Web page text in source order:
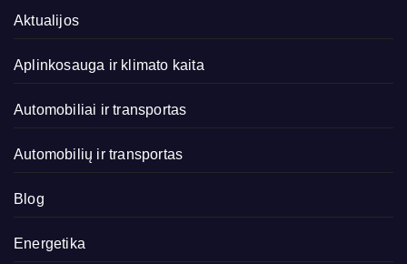
Aktualijos
Aplinkosauga ir klimato kaita
Automobiliai ir transportas
Automobilių ir transportas
Blog
Energetika